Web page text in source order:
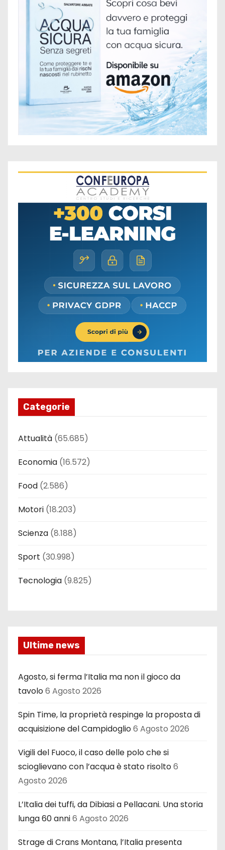
Categorie
Attualità (65.685)
Economia (16.572)
Food (2.586)
Motori (18.203)
Scienza (8.188)
Sport (30.998)
Tecnologia (9.825)
Ultime news
Agosto, si ferma l’Italia ma non il gioco da
tavolo6 Agosto 2026
Spin Time, la proprietà respinge la proposta di
acquisizione del Campidoglio6 Agosto 2026
Vigili del Fuoco, il caso delle polo che si
scioglievano con l’acqua è stato risolto6
Agosto 2026
L’Italia dei tuffi, da Dibiasi a Pellacani. Una storia
lunga 60 anni6 Agosto 2026
Strage di Crans Montana, l’Italia presenta